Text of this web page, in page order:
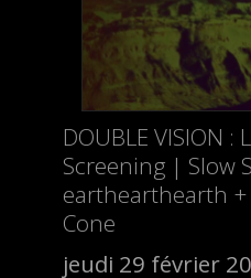
DOUBLE VISION :
Screening | Slow
earthearthearth +
Cone
jeudi 29 février